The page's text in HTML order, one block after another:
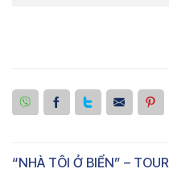
“NHÀ TÔI Ở BIỂN” – TOUR